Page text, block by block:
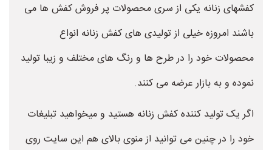
کفشهای زنانه یکی از سری محصولات پر فروش کفش ها می
باشند امروزه خیلی از تولیدی های کفش زنانه انواع
محصولات خود را در طرح ها و رنگ های مختلف و زیبا تولید
نموده و به بازار عرضه می کنند.
اگر یک تولید کننده کفش زنانه هستید و میخواهید تبلیغات
خود را در چنین می توانید از منوی بالای هم این سایت روی